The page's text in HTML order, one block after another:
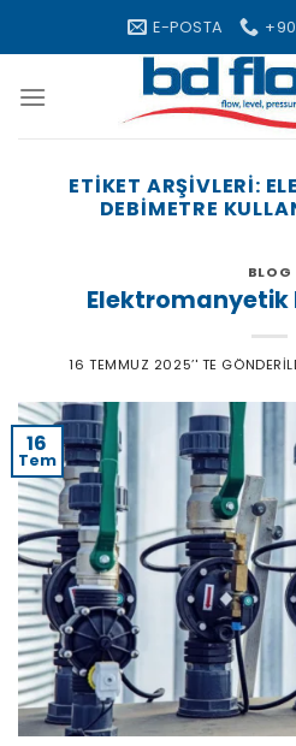
E-POSTA
ETIKET ARŞIVLERI:
DEBIMETRE
BLOG
Elektromanyetik
16 TEMMUZ 2025’' TE
16
Tem